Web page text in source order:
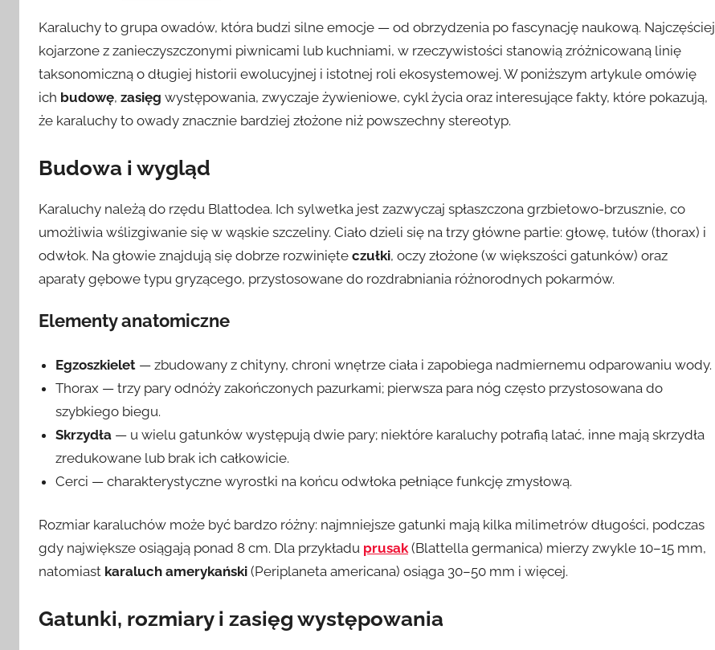
z
e
z
Karaluchy to grupa owadów, która budzi silne emocje — od obrzydzenia po fascynację naukową. Najczęściej
kojarzone z zanieczyszczonymi piwnicami lub kuchniami, w rzeczywistości stanowią zróżnicowaną linię
taksonomiczną o długiej historii ewolucyjnej i istotnej roli ekosystemowej. W poniższym artykule omówię
ich budowę, zasięg występowania, zwyczaje żywieniowe, cykl życia oraz interesujące fakty, które pokazują,
że karaluchy to owady znacznie bardziej złożone niż powszechny stereotyp.
Budowa i wygląd
Karaluchy należą do rzędu Blattodea. Ich sylwetka jest zazwyczaj spłaszczona grzbietowo-brzusznie, co
umożliwia wślizgiwanie się w wąskie szczeliny. Ciało dzieli się na trzy główne partie: głowę, tułów (thorax) i
odwłok. Na głowie znajdują się dobrze rozwinięte czułki, oczy złożone (w większości gatunków) oraz
aparaty gębowe typu gryzącego, przystosowane do rozdrabniania różnorodnych pokarmów.
Elementy anatomiczne
Egzoszkielet — zbudowany z chityny, chroni wnętrze ciała i zapobiega nadmiernemu odparowaniu wody.
Thorax — trzy pary odnóży zakończonych pazurkami; pierwsza para nóg często przystosowana do
szybkiego biegu.
Skrzydła — u wielu gatunków występują dwie pary; niektóre karaluchy potrafią latać, inne mają skrzydła
zredukowane lub brak ich całkowicie.
Cerci — charakterystyczne wyrostki na końcu odwłoka pełniące funkcję zmysłową.
Rozmiar karaluchów może być bardzo różny: najmniejsze gatunki mają kilka milimetrów długości, podczas
gdy największe osiągają ponad 8 cm. Dla przykładu prusak(Blattella germanica) mierzy zwykle 10–15 mm,
natomiast karaluch amerykański (Periplaneta americana) osiąga 30–50 mm i więcej.
Gatunki, rozmiary i zasięg występowania